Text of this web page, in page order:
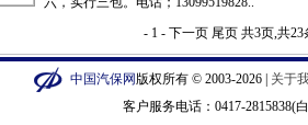
- 1 - 下一页 尾页共3页,共23
中国汽保网版权所有 © 2003-2026 | 关于
客户服务电话：0417-